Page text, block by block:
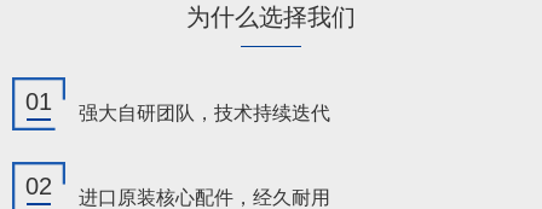
为什么选择我们
01 强大自研团队，技术持续迭代
02 进口原装核心配件，经久耐用